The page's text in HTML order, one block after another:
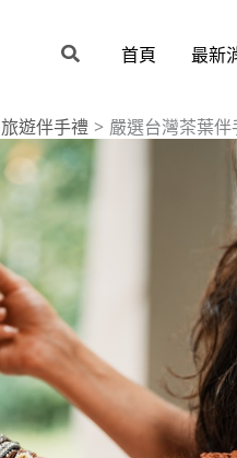
搜
首頁 最新
旅遊伴手禮 嚴選台灣茶葉